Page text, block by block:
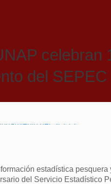
celebran
del SEPEC
estadística pesquera
del Servicio Estadístico